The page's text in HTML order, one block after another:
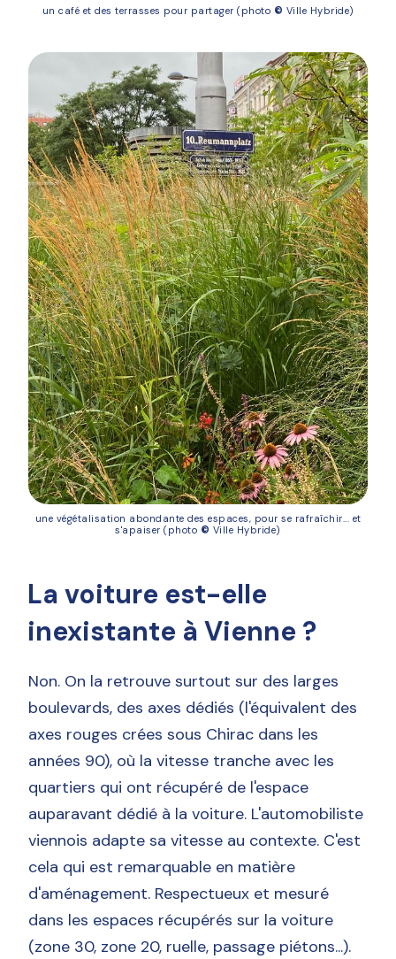
un café et des terrasses pour partager (photo © Ville Hybride)
une végétalisation abondante des espaces, pour se rafraîchir... et
s'apaiser (photo © Ville Hybride)
La voiture est-elle
inexistante à Vienne ?
Non. On la retrouve surtout sur des larges
boulevards, des axes dédiés (l'équivalent des
axes rouges crées sous Chirac dans les
années 90), où la vitesse tranche avec les
quartiers qui ont récupéré de l'espace
auparavant dédié à la voiture. L'automobiliste
viennois adapte sa vitesse au contexte. C'est
cela qui est remarquable en matière
d'aménagement. Respectueux et mesuré
dans les espaces récupérés sur la voiture
(zone 30, zone 20, ruelle, passage piétons...).